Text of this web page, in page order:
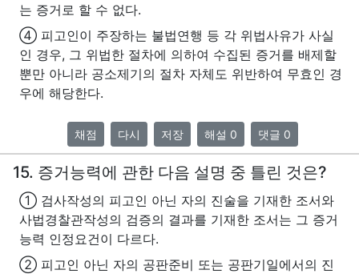
는 증거로 할 수 없다.
④ 피고인이 주장하는 불법연행 등 각 위법사유가 사실
인 경우, 그 위법한 절차에 의하여 수집된 증거를 배제할
뿐만 아니라 공소제기의 절차 자체도 위반하여 무효인 경
우에 해당한다.
채점 다시 저장 해설 0 댓글 0
15. 증거능력에 관한 다음 설명 중 틀린 것은?
① 검사작성의 피고인 아닌 자의 진술을 기재한 조서와
사법경찰관작성의 검증의 결과를 기재한 조서는 그 증거
능력 인정요건이 다르다.
② 피고인 아닌 자의 공판준비 또는 공판기일에서의 진